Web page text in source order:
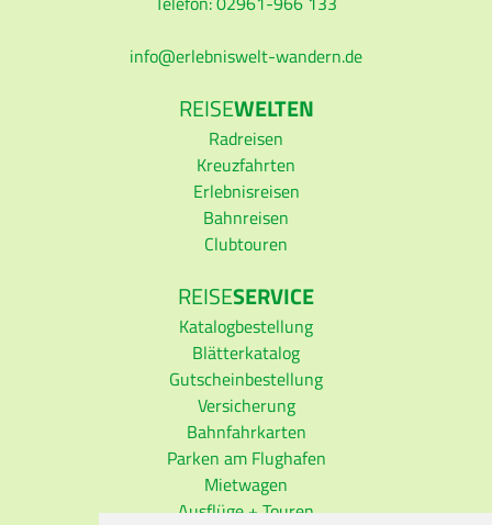
info
erlebniswelt-wandern.de
REISEWELTEN
Radreisen
Kreuzfahrten
Erlebnisreisen
Bahnreisen
Clubtouren
REISESERVICE
Katalogbestellung
Blätterkatalog
Gutscheinbestellung
Versicherung
Bahnfahrkarten
Parken am Flughafen
Mietwagen
Ausflüge + Touren